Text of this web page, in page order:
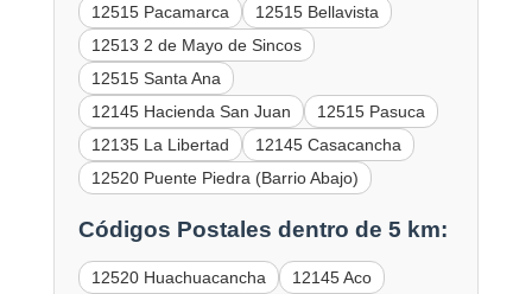
12515 Pacamarca
12515 Bellavista
12513 2 de Mayo de Sincos
12515 Santa Ana
12145 Hacienda San Juan
12515 Pasuca
12135 La Libertad
12145 Casacancha
12520 Puente Piedra (Barrio Abajo)
Códigos Postales dentro de 5 km:
12520 Huachuacancha
12145 Aco